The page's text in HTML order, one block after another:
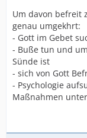
Um davon befreit
genau umgekhrt:
- Gott im Gebet
- Buße tun und
Sünde ist
- sich von Gott
- Psychologie
Maßnahmen